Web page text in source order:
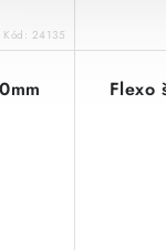
Kód: 24135
Flexo